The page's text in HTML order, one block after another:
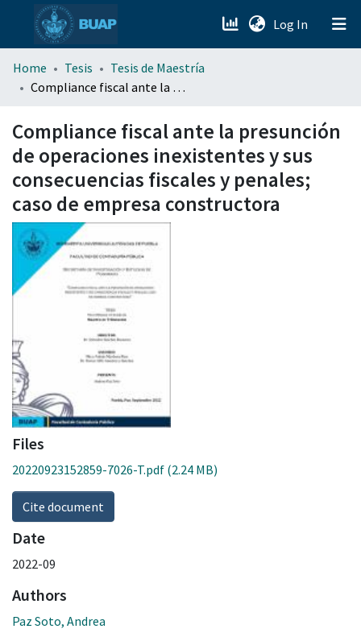
Log In (current)
menu.section.about_menu
Home Tesis
Tesis de Maestría
Compliance fiscal ante la presunción de operaciones inexistentes y sus consecuencias fiscales y penales; caso de empresa constructora
Compliance fiscal ante la presunción
de operaciones inexistentes y sus
consecuencias fiscales y penales;
caso de empresa constructora
Files
20220923152859-7026-T.pdf (2.24 MB)
Cite document
Date
2022-09
Authors
Paz Soto, Andrea